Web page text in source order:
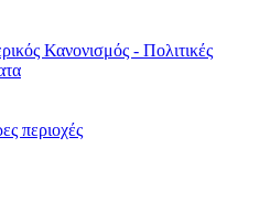
Κανονισμός - Πολιτικές
περιοχές